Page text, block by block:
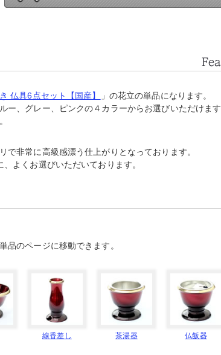
仏具6点セット【国産】
」の花立の単品になります。
ー、グレー、ピンクの４カラーからお選びいただけます
で非常に高級感漂う仕上がりとなっております。
よくお選びいただいております。
品のページに移動できます。
線香差し 茶湯器 仏飯器